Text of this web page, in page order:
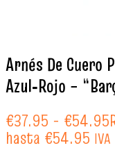
Arnés De Cuero
Azul‑Rojo –
€37.95 - €54.95
hasta €54.95